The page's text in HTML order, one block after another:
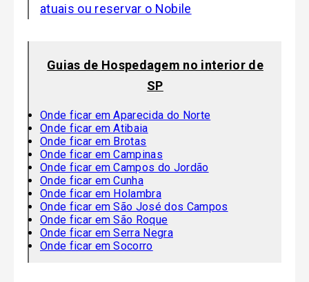
atuais ou reservar o Nobile
Guias de Hospedagem no interior de
SP
Onde ficar em Aparecida do Norte
Onde ficar em Atibaia
Onde ficar em Brotas
Onde ficar em Campinas
Onde ficar em Campos do Jordão
Onde ficar em Cunha
Onde ficar em Holambra
Onde ficar em São José dos Campos
Onde ficar em São Roque
Onde ficar em Serra Negra
Onde ficar em Socorro